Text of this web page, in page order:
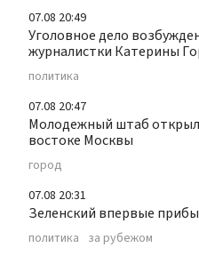
07.08 20:49
Уголовное дело
журналистки Катерины
политика
07.08 20:47
Молодежный штаб
востоке Москвы
город
07.08 20:31
Зеленский впервые
политика за рубежом